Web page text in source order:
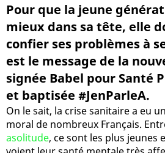
Pour que la jeune
mieux dans sa tête, elle
confier ses problèmes à
est le message de la
signée Babel pour Santé
et baptisée #JenParleA.
On le sait, la crise sanitaire a eu
moral de nombreux Français.
asolitude, ce sont les plus jeunes